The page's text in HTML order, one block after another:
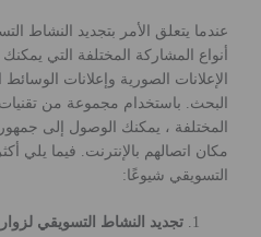
عندما يتعلق الأمر بتجديد النشاط
أنواع المشاركة المختلفة التي
الإعلانات الصورية وإعلانات
البحث. باستخدام مجموعة من
المختلفة ، يمكنك الوصول إلى
مكان اتصالهم بالإنترنت. فيما يلي
التسويقي شيوعًا:
تجديد النشاط التسويقي